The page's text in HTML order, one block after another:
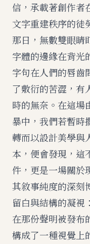
信，承載著創作者
文字重建秩序的徒
那日，無數雙眼睛
字體的邊緣在背光
字句在人們的唇齒
了敷衍的苦澀，有
時的無奈。在這場
暴中，我們若暫時
轉而以設計美學與
本，便會發現，這
件，更是一場關於
其敘事純度的深刻
留白與結構的凝視
在那份聲明被發布
構成了一種視覺上